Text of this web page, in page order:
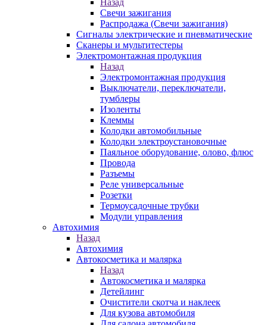
Назад
Свечи зажигания
Распродажа (Свечи зажигания)
Сигналы электрические и пневматические
Сканеры и мультитестеры
Электромонтажная продукция
Назад
Электромонтажная продукция
Выключатели, переключатели,
тумблеры
Изоленты
Клеммы
Колодки автомобильные
Колодки электроустановочные
Паяльное оборудование, олово, флюс
Провода
Разъемы
Реле универсальные
Розетки
Термоусадочные трубки
Модули управления
Автохимия
Назад
Автохимия
Автокосметика и малярка
Назад
Автокосметика и малярка
Детейлинг
Очистители скотча и наклеек
Для кузова автомобиля